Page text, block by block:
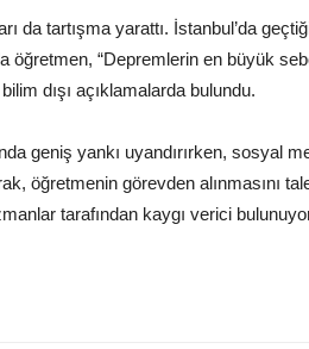
da tartışma yarattı. İstanbul’da
öğretmen, “Depremlerin en büyük
dışı açıklamalarda bulundu.
geniş yankı uyandırırken, sosyal
öğretmenin görevden alınmasını
tarafından kaygı verici